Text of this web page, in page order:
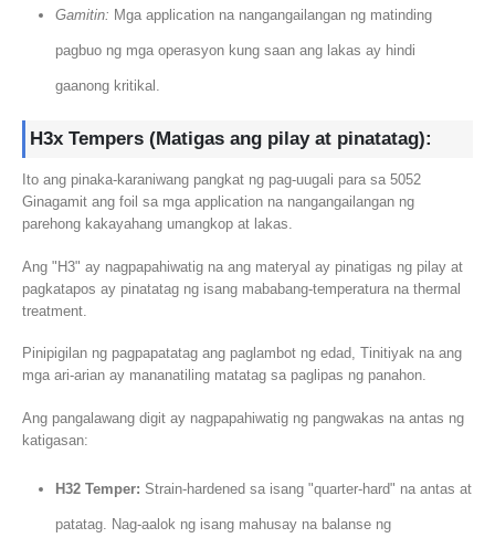
Gamitin: Mga application na nangangailangan ng matinding
pagbuo ng mga operasyon kung saan ang lakas ay hindi
gaanong kritikal.
H3x Tempers (Matigas ang pilay at pinatatag):
Ito ang pinaka-karaniwang pangkat ng pag-uugali para sa 5052
Ginagamit ang foil sa mga application na nangangailangan ng
parehong kakayahang umangkop at lakas.
Ang "H3" ay nagpapahiwatig na ang materyal ay pinatigas ng pilay at
pagkatapos ay pinatatag ng isang mababang-temperatura na thermal
treatment.
Pinipigilan ng pagpapatatag ang paglambot ng edad, Tinitiyak na ang
mga ari-arian ay mananatiling matatag sa paglipas ng panahon.
Ang pangalawang digit ay nagpapahiwatig ng pangwakas na antas ng
katigasan:
H32 Temper: Strain-hardened sa isang "quarter-hard" na antas at
patatag. Nag-aalok ng isang mahusay na balanse ng